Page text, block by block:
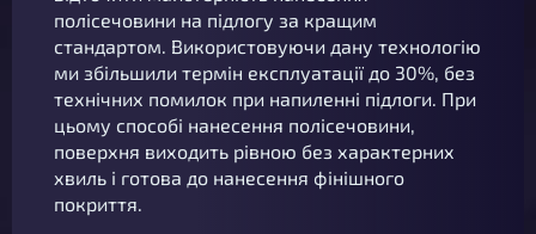
полісечовини на підлогу за кращим
стандартом. Використовуючи дану технологію
ми збільшили термін експлуатації до 30%, без
технічних помилок при напиленні підлоги. При
цьому способі нанесення полісечовини,
поверхня виходить рівною без характерних
хвиль і готова до нанесення фінішного
покриття.